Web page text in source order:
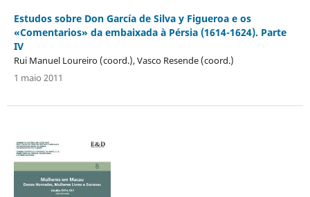
Estudos sobre Don García de Silva y Figueroa e os
«Comentarios» da embaixada à Pérsia (1614-1624). Parte
IV
Rui Manuel Loureiro (coord.), Vasco Resende (coord.)
1 maio 2011